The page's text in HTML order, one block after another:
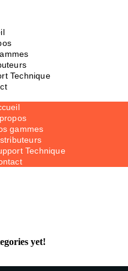
Technique
gammes
Technique
yet!